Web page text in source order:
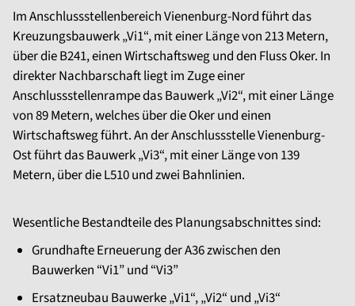
Im Anschlussstellenbereich Vienenburg-Nord führt das
Kreuzungsbauwerk „Vi1“, mit einer Länge von 213 Metern,
über die B241, einen Wirtschaftsweg und den Fluss Oker. In
direkter Nachbarschaft liegt im Zuge einer
Anschlussstellenrampe das Bauwerk „Vi2“, mit einer Länge
von 89 Metern, welches über die Oker und einen
Wirtschaftsweg führt. An der Anschlussstelle Vienenburg-
Ost führt das Bauwerk „Vi3“, mit einer Länge von 139
Metern, über die L510 und zwei Bahnlinien.
Wesentliche Bestandteile des Planungsabschnittes sind:
Grundhafte Erneuerung der A36 zwischen den
Bauwerken “Vi1” und “Vi3”
Ersatzneubau Bauwerke „Vi1“, „Vi2“ und „Vi3“